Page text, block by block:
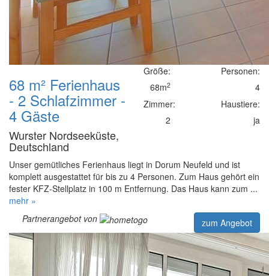
68 m² Ferienhaus
- 2 Schlafzimmer -
4 Gäste
Wurster Nordseeküste,
Deutschland
Größe:
68m2
Zimmer:
2
Personen:
4
Haustiere:
ja
Unser gemütliches Ferienhaus liegt in Dorum Neufeld und ist
komplett ausgestattet für bis zu 4 Personen. Zum Haus gehört ein
fester KFZ-Stellplatz in 100 m Entfernung. Das Haus kann zum ...
mehr »
Partnerangebot von
zum Angebot